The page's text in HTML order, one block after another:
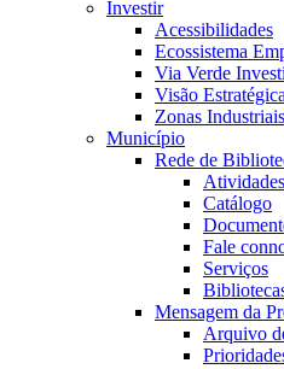
Investir
Acessibilidades
Ecossistema
Via Verde
Visão Estratégica
Zonas Industriais
Município
Rede de
Atividades
Catálogo
Fale
Serviços
Mensagem da
Arquivo